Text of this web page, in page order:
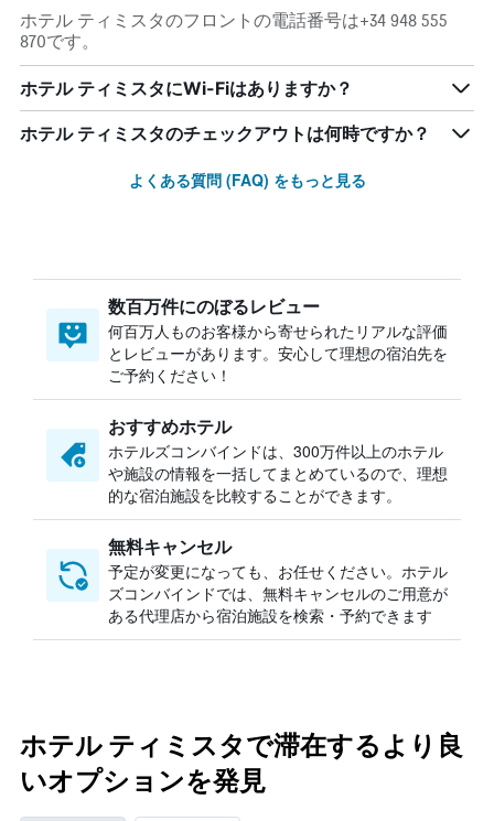
ホテル ティミスタのフロントの電話番号は+34 948 555
870です。
ホテル ティミスタにWi-Fiはありますか？
ホテル ティミスタのチェックアウトは何時ですか？
よくある質問 (FAQ) をもっと見る
数百万件にのぼるレビュー
何百万人ものお客様から寄せられたリアルな評価
とレビューがあります。安心して理想の宿泊先を
ご予約ください！
おすすめホテル
ホテルズコンバインドは、300万件以上のホテル
や施設の情報を一括してまとめているので、理想
的な宿泊施設を比較することができます。
無料キャンセル
予定が変更になっても、お任せください。ホテル
ズコンバインドでは、無料キャンセルのご用意が
ある代理店から宿泊施設を検索・予約できます
ホテル ティミスタで滞在するより良
いオプションを発見